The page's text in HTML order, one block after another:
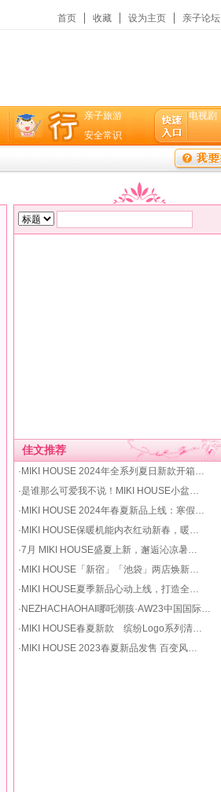
首页 收藏 设为主页 亲子论坛
亲子旅游
安全常识
电视剧
佳文推荐
·MIKI HOUSE 2024年全系列夏日新款开箱…
·是谁那么可爱我不说！MIKI HOUSE小盆…
·MIKI HOUSE 2024年春夏新品上线：寒假…
·MIKI HOUSE保暖机能内衣红动新春，暖…
·7月 MIKI HOUSE盛夏上新，邂逅沁凉暑…
·MIKI HOUSE「新宿」「池袋」两店焕新…
·MIKI HOUSE夏季新品心动上线，打造全…
·NEZHACHAOHAI哪吒潮孩·AW23中国国际…
·MIKI HOUSE春夏新款 缤纷Logo系列清…
·MIKI HOUSE 2023春夏新品发售 百变风…